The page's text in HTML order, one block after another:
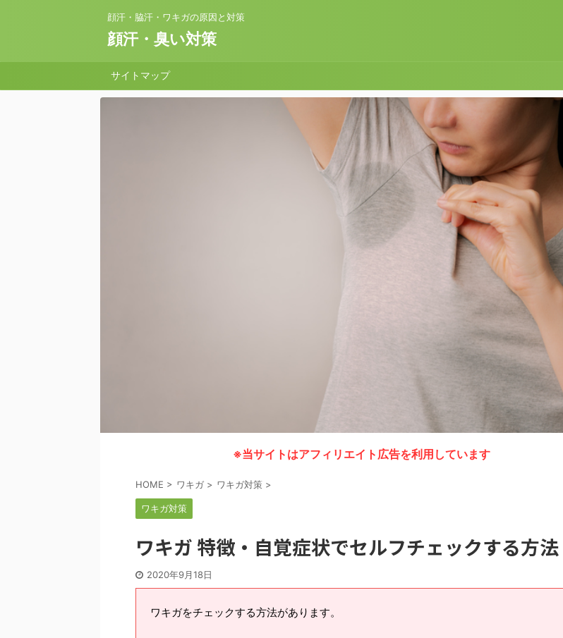
顔汗・脇汗・ワキガの原因と対策
顔汗・臭い対策
サイトマップ
※当サイトはアフィリエイト広告を利用しています
HOME > ワキガ > ワキガ対策 >
ワキガ対策
ワキガ 特徴・自覚症状でセルフチェックする方法
2020年9月18日
ワキガをチェックする方法があります。